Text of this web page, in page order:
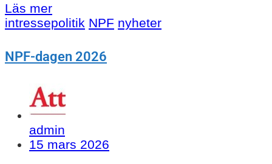
Läs mer
intressepolitik NPF nyheter
NPF-dagen 2026
admin
15 mars 2026